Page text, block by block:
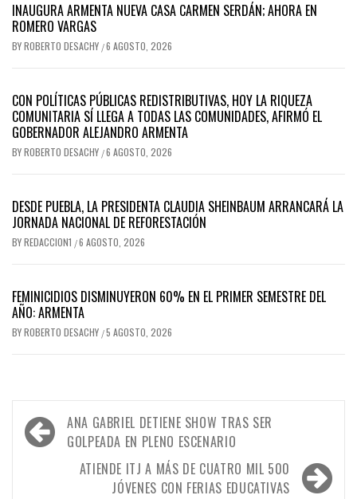
INAUGURA ARMENTA NUEVA CASA CARMEN SERDÁN; AHORA EN
ROMERO VARGAS
BYROBERTO DESACHY /6 AGOSTO, 2026
CON POLÍTICAS PÚBLICAS REDISTRIBUTIVAS, HOY LA RIQUEZA
COMUNITARIA SÍ LLEGA A TODAS LAS COMUNIDADES, AFIRMÓ EL
GOBERNADOR ALEJANDRO ARMENTA
BYROBERTO DESACHY /6 AGOSTO, 2026
DESDE PUEBLA, LA PRESIDENTA CLAUDIA SHEINBAUM ARRANCARÁ LA
JORNADA NACIONAL DE REFORESTACIÓN
BYREDACCION1 /6 AGOSTO, 2026
FEMINICIDIOS DISMINUYERON 60% EN EL PRIMER SEMESTRE DEL
AÑO: ARMENTA
BYROBERTO DESACHY /5 AGOSTO, 2026
Navegación
de
entradas
ANA GABRIEL DETIENE SHOW TRAS SER
GOLPEADA EN PLENO ESCENARIO
ATIENDE ITJ A MÁS DE CUATRO MIL 500
JÓVENES CON FERIAS EDUCATIVAS